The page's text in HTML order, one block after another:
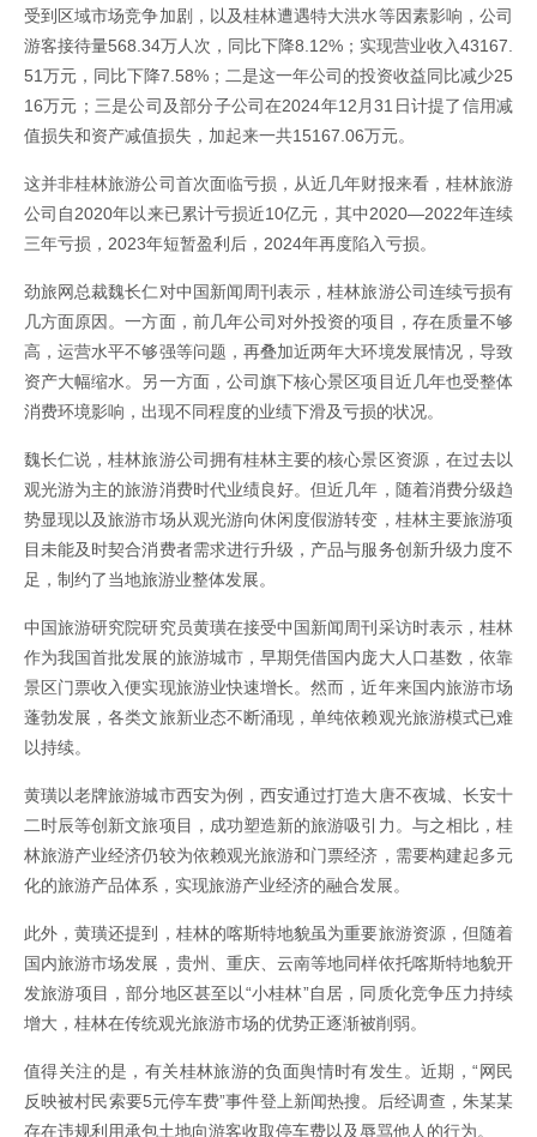
受到区域市场竞争加剧，以及桂林遭遇特大洪水等因素影响，公司
游客接待量568.34万人次，同比下降8.12%；实现营业收入43167.
51万元，同比下降7.58%；二是这一年公司的投资收益同比减少25
16万元；三是公司及部分子公司在2024年12月31日计提了信用减
值损失和资产减值损失，加起来一共15167.06万元。
这并非桂林旅游公司首次面临亏损，从近几年财报来看，桂林旅游
公司自2020年以来已累计亏损近10亿元，其中2020—2022年连续
三年亏损，2023年短暂盈利后，2024年再度陷入亏损。
劲旅网总裁魏长仁对中国新闻周刊表示，桂林旅游公司连续亏损有
几方面原因。一方面，前几年公司对外投资的项目，存在质量不够
高，运营水平不够强等问题，再叠加近两年大环境发展情况，导致
资产大幅缩水。另一方面，公司旗下核心景区项目近几年也受整体
消费环境影响，出现不同程度的业绩下滑及亏损的状况。
魏长仁说，桂林旅游公司拥有桂林主要的核心景区资源，在过去以
观光游为主的旅游消费时代业绩良好。但近几年，随着消费分级趋
势显现以及旅游市场从观光游向休闲度假游转变，桂林主要旅游项
目未能及时契合消费者需求进行升级，产品与服务创新升级力度不
足，制约了当地旅游业整体发展。
中国旅游研究院研究员黄璜在接受中国新闻周刊采访时表示，桂林
作为我国首批发展的旅游城市，早期凭借国内庞大人口基数，依靠
景区门票收入便实现旅游业快速增长。然而，近年来国内旅游市场
蓬勃发展，各类文旅新业态不断涌现，单纯依赖观光旅游模式已难
以持续。
黄璜以老牌旅游城市西安为例，西安通过打造大唐不夜城、长安十
二时辰等创新文旅项目，成功塑造新的旅游吸引力。与之相比，桂
林旅游产业经济仍较为依赖观光旅游和门票经济，需要构建起多元
化的旅游产品体系，实现旅游产业经济的融合发展。
此外，黄璜还提到，桂林的喀斯特地貌虽为重要旅游资源，但随着
国内旅游市场发展，贵州、重庆、云南等地同样依托喀斯特地貌开
发旅游项目，部分地区甚至以“小桂林”自居，同质化竞争压力持续
增大，桂林在传统观光旅游市场的优势正逐渐被削弱。
值得关注的是，有关桂林旅游的负面舆情时有发生。近期，“网民
反映被村民索要5元停车费”事件登上新闻热搜。后经调查，朱某某
存在违规利用承包土地向游客收取停车费以及辱骂他人的行为。